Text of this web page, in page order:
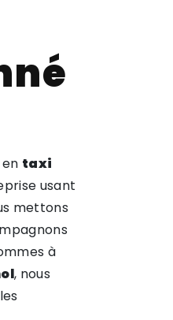
taxi
usant
mettons
à
, nous